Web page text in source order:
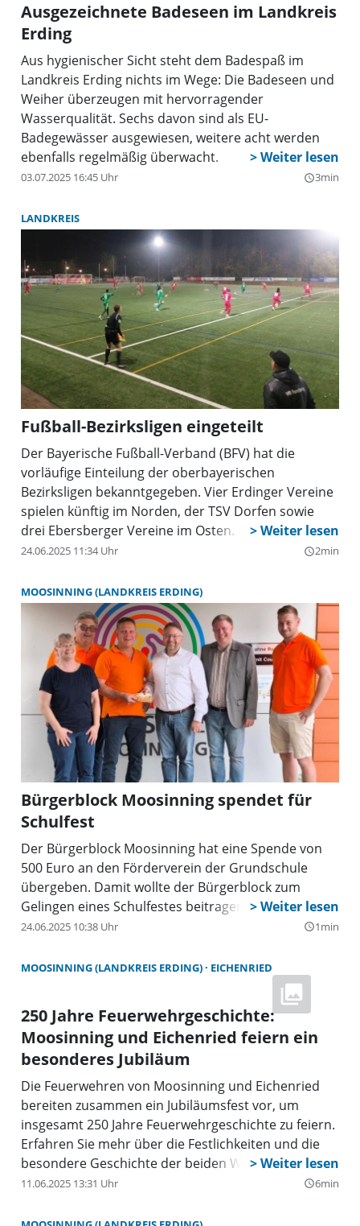
Ausgezeichnete Badeseen im Landkreis
Erding
Aus hygienischer Sicht steht dem Badespaß im
Landkreis Erding nichts im Wege: Die Badeseen und
Weiher überzeugen mit hervorragender
Wasserqualität. Sechs davon sind als EU-
Badegewässer ausgewiesen, weitere acht werden
ebenfalls regelmäßig überwacht.
03.07.2025 16:45 Uhr query_builder3min
LANDKREIS
Fußball-Bezirksligen eingeteilt
Der Bayerische Fußball-Verband (BFV) hat die
vorläufige Einteilung der oberbayerischen
Bezirksligen bekanntgegeben. Vier Erdinger Vereine
spielen künftig im Norden, der TSV Dorfen sowie
drei Ebersberger Vereine im Osten.
24.06.2025 11:34 Uhr query_builder2min
MOOSINNING (LANDKREIS ERDING)
Bürgerblock Moosinning spendet für
Schulfest
Der Bürgerblock Moosinning hat eine Spende von
500 Euro an den Förderverein der Grundschule
übergeben. Damit wollte der Bürgerblock zum
Gelingen eines Schulfestes beitragen.
24.06.2025 10:38 Uhr query_builder1min
MOOSINNING (LANDKREIS ERDING) EICHENRIED
250 Jahre Feuerwehrgeschichte:
besonderes Jubiläum